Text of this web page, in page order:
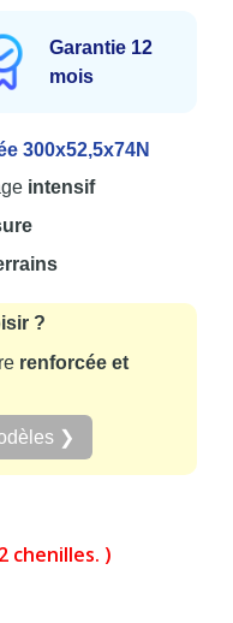
Garantie 12
mois
300x52,5x74N
intensif
?
renforcée et
❯
chenilles. )